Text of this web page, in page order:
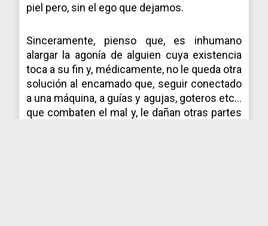
piel pero, sin el ego que dejamos.
Sinceramente, pienso que, es inhumano
alargar la agonía de alguien cuya existencia
toca a su fin y, médicamente, no le queda otra
solución al encamado que, seguir conectado
a una máquina, a guías y agujas, goteros etc…
que combaten el mal y, le dañan otras partes